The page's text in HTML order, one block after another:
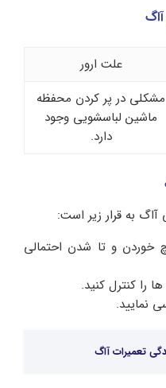
علت ارور
مشکلی در پر کردن محفظه
ماشین لباسشویی وجود
دارد.
خوردن و تا شدن احتمالی
را کنترل کنید.
نمایید.
تعمیرات آاگ